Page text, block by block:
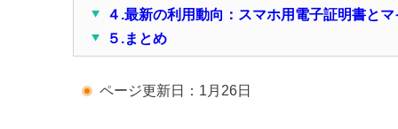
４.最新の利用動向：スマホ用電子証明書と
５.まとめ
ページ更新日：1月26日